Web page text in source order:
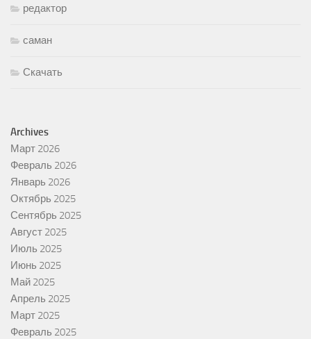
редактор
саман
Скачать
Archives
Март 2026
Февраль 2026
Январь 2026
Октябрь 2025
Сентябрь 2025
Август 2025
Июль 2025
Июнь 2025
Май 2025
Апрель 2025
Март 2025
Февраль 2025